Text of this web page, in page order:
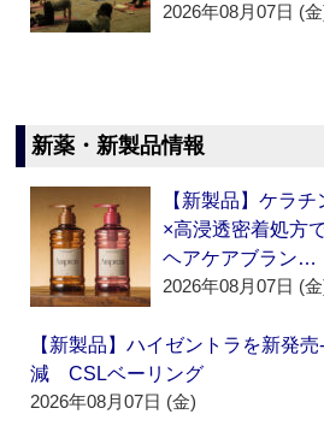
2026年08月07日 (
新薬・新製品情報
【新製品】ケラ
×高浸透密着処方
ヘアケアブラン…
2026年08月07日 (
【新製品】ハイゼントラを新発
減 CSLベーリング
2026年08月07日 (金)